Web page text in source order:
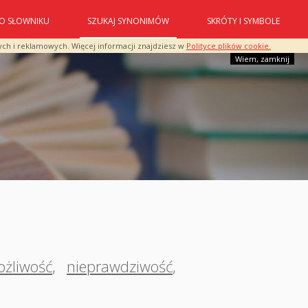
i reklamowych. Więcej informacji znajdziesz w Polityce plików cookie.
Wiem, zamknij
O SŁOWNIKU SZUKAJ SYNONIMÓW SKRÓTY I SYMBOLE
, nieprawdziwość,